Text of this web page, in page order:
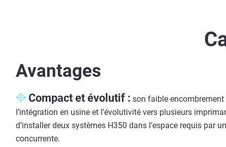
Avantages
Compact et évolutif : son faible
l’intégration en usine et l’évolutivité vers plusieurs
d’installer deux systèmes H350 dans l’espace requis par
concurrente.